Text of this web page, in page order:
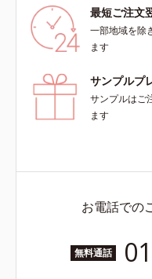
ラニンの第三のルートに着目し
本放射線影響学会第53回大会で
2010年10月に初めて発表したこ
*4 うるおいによる*5 メラノサ
まで*6 シミ・ソバカスが肌表
あらわれること*7 L-アスコル
酸 2-グルコシド*8 L-アスコルビ
など※ウォッシュには高圧処理
は配合されていません。
最短ご注文
一部地域を除
ます
サンプルプ
サンプルはご
ます
お電話での
無料通話